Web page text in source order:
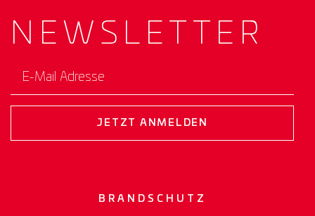
NEWS­ LETTER
E-Mail Adresse
JETZT ANMELDEN
BRANDSCHUTZ